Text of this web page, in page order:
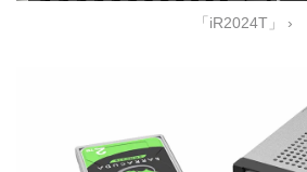
「iR2024T」 ›